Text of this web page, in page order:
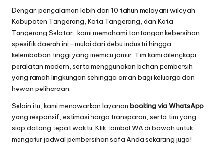
Dengan pengalaman lebih dari 10 tahun melayani wilayah
Kabupaten Tangerang, Kota Tangerang, dan Kota
Tangerang Selatan, kami memahami tantangan kebersihan
spesifik daerah ini—mulai dari debu industri hingga
kelembaban tinggi yang memicu jamur. Tim kami dilengkapi
peralatan modern, serta menggunakan bahan pembersih
yang ramah lingkungan sehingga aman bagi keluarga dan
hewan peliharaan.
Selain itu, kami menawarkan layanan booking via WhatsApp
yang responsif, estimasi harga transparan, serta tim yang
siap datang tepat waktu. Klik tombol WA di bawah untuk
mengatur jadwal pembersihan sofa Anda sekarang juga!